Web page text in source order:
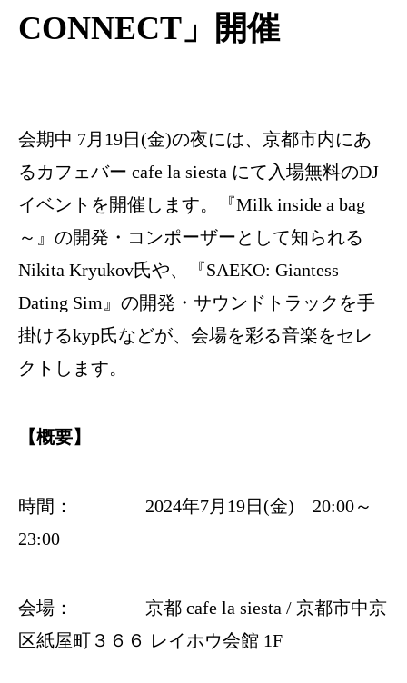
CONNECT」開催
会期中 7月19日(金)の夜には、京都市内にあ
るカフェバー cafe la siesta にて入場無料のDJ
イベントを開催します。『Milk inside a bag
～』の開発・コンポーザーとして知られる
Nikita Kryukov氏や、『SAEKO: Giantess
Dating Sim』の開発・サウンドトラックを手
掛けるkyp氏などが、会場を彩る音楽をセレ
クトします。
【概要】
時間： 2024年7月19日(金) 20:00～
23:00
会場： 京都 cafe la siesta / 京都市中京
区紙屋町３６６ レイホウ会館 1F